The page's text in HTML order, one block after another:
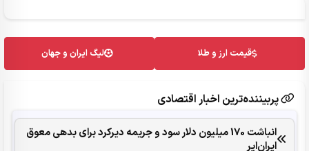
قیمت ارز و طلا لیگ ایران و جهان
پربیننده‌ترین اخبار اقتصادی
انباشت 170 میلیون دلار سود و جریمه دیرکرد برای بدهی معوق
ایران‌ایر